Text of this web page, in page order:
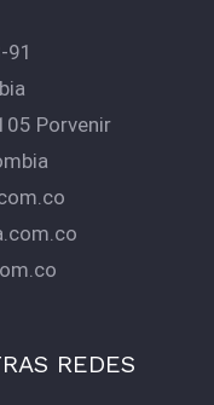
91
Porvenir
REDES